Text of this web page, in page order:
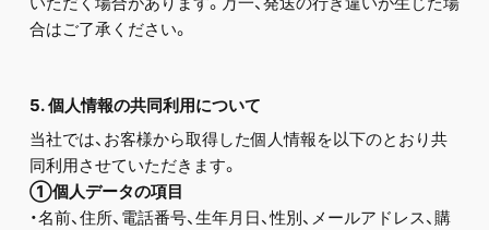
合はご了承ください。
5. 個人情報の共同利用について
当社では、お客様から取得した個人情報を以下のとおり共
同利用させていただきます。
①個人データの項目
・名前、住所、電話番号、生年月日、性別、メールアドレス、購